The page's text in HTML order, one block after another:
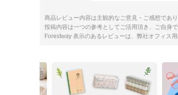
商品レビュー内容は主観的なご意見・ご感想であ
投稿内容は一つの参考としてご活用頂き、ご自身
Forestway 表示のあるレビューは、弊社オフィス